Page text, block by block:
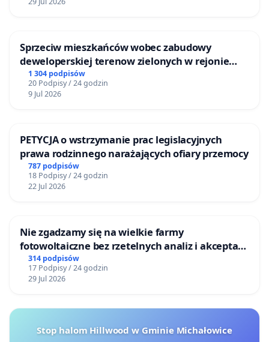
Sprzeciw mieszkańców wobec zabudowy
deweloperskiej terenow zielonych w rejonie
Bulwarów Straceńskich w Bielsku-Białej
1 304 podpisów
20 Podpisy / 24 godzin
9 Jul 2026
PETYCJA o wstrzymanie prac legislacyjnych
prawa rodzinnego narażających ofiary przemocy
787 podpisów
18 Podpisy / 24 godzin
22 Jul 2026
Nie zgadzamy się na wielkie farmy
fotowoltaiczne bez rzetelnych analiz i akceptacji
mieszkańców
314 podpisów
17 Podpisy / 24 godzin
29 Jul 2026
Stop halom Hillwood w Gminie Michałowice